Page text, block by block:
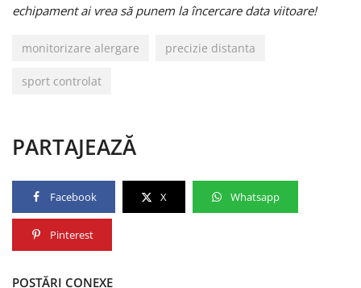
echipament ai vrea să punem la încercare data viitoare!
monitorizare alergare precizie distanta
sport controlat
PARTAJEAZĂ
Facebook X Whatsapp
Pinterest
POSTĂRI CONEXE